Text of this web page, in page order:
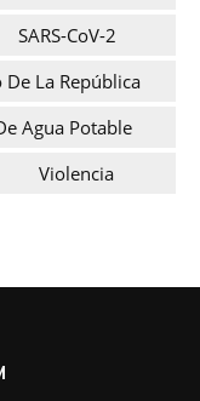
SARS-CoV-2
De La República
Agua Potable
Violencia